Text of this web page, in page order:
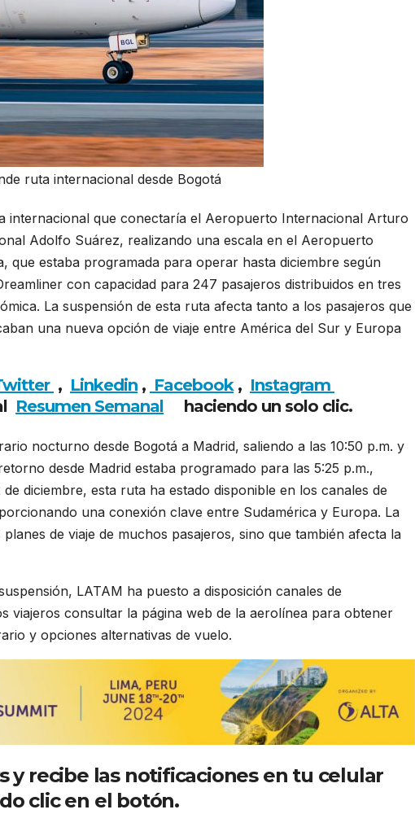
ruta internacional desde Bogotá
internacional que conectaría el Aeropuerto Internacional Arturo
Adolfo Suárez, realizando una escala en el Aeropuerto
que estaba programada para operar hasta diciembre según
con capacidad para 247 pasajeros distribuidos en tres
La suspensión de esta ruta afecta tanto a los pasajeros que
una nueva opción de viaje entre América del Sur y Europa
, Linkedin , Facebook, Instagram
Resumen Semanal haciendo un solo clic.
nocturno desde Bogotá a Madrid, saliendo a las 10:50 p.m. y
desde Madrid estaba programado para las 5:25 p.m.,
diciembre, esta ruta ha estado disponible en los canales de
una conexión clave entre Sudamérica y Europa. La
de viaje de muchos pasajeros, sino que también afecta la
LATAM ha puesto a disposición canales de
viajeros consultar la página web de la aerolínea para obtener
y opciones alternativas de vuelo.
y recibe las notificaciones en tu celular
clic en el botón.